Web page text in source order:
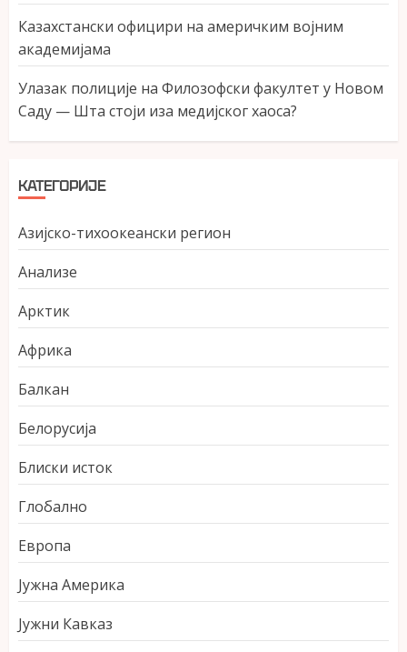
Казахстански официри на америчким војним
академијама
Улазак полиције на Филозофски факултет у Новом
Саду — Шта стоји иза медијског хаоса?
КАТЕГОРИЈЕ
Азијско-тихоокеански регион
Анализе
Арктик
Африка
Балкан
Белорусија
Блиски исток
Глобално
Европа
Јужна Америка
Јужни Кавказ